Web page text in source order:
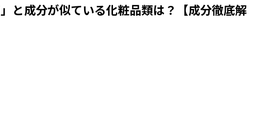
」と成分が似ている化粧品類は？【成分徹底解